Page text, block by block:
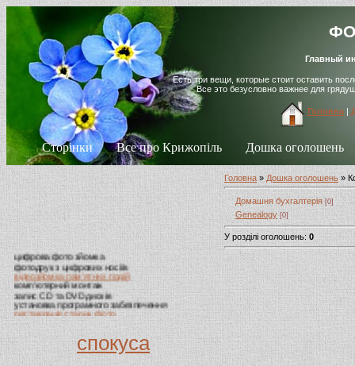
Главный
Есть три вещи, которые стоит оставить
Все это безусловно важнее для
Головна|
Сторінки Все про Крижопіль Дошка оголошень
цифрова фото зйомка
фотодрук з цифрових носіїв
відеозйомка пам'ятних подій
комп'ютерний монтаж
запис CD та DVD дисків
установка програмного забезпечення
реставрація старих фото
фотоовали, таблички на пам'ятники
випускні альбоми, віньєтки
виготовлення візитокспокуса
Головна » Дошка оголошень »
Домашня бухгалтерія [0]
Genealogy [0]
У розділі оголошень: 0